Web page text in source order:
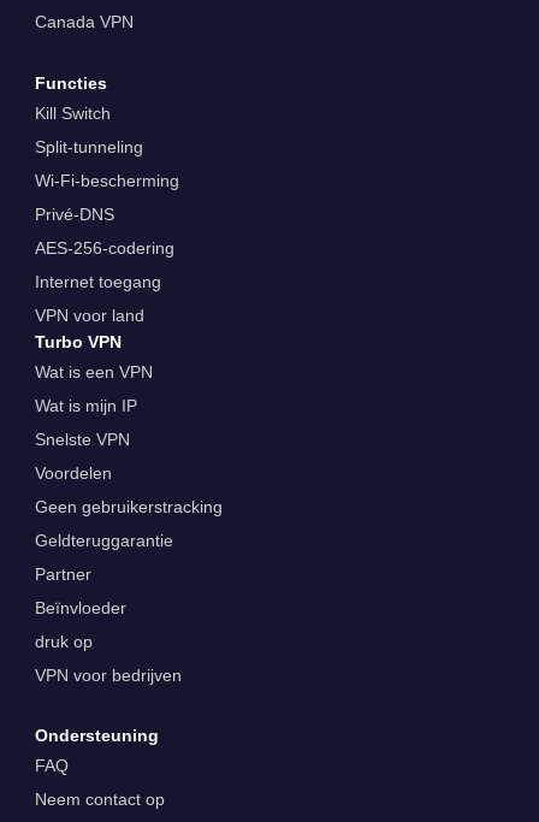
Canada VPN
Functies
Kill Switch
Split-tunneling
Wi-Fi-bescherming
Privé-DNS
AES-256-codering
Internet toegang
VPN voor land
Turbo VPN
Wat is een VPN
Wat is mijn IP
Snelste VPN
Voordelen
Geen gebruikerstracking
Geldteruggarantie
Partner
Beïnvloeder
druk op
VPN voor bedrijven
Ondersteuning
FAQ
Neem contact op